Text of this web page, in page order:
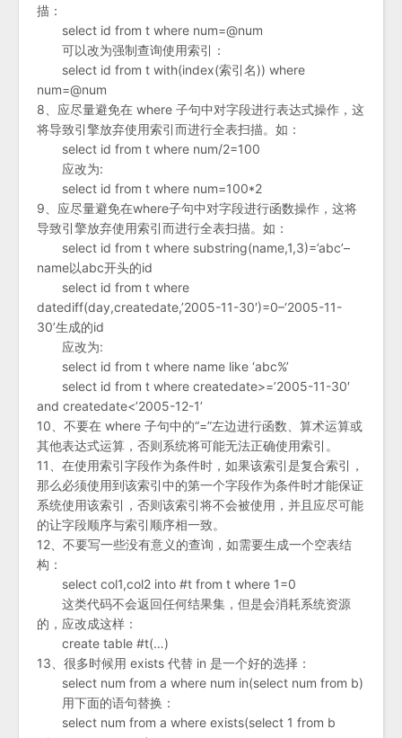
描：
select id from t where num=@num
可以改为强制查询使用索引：
select id from t with(index(索引名)) where
num=@num
8、应尽量避免在 where 子句中对字段进行表达式操作，这
将导致引擎放弃使用索引而进行全表扫描。如：
select id from t where num/2=100
应改为:
select id from t where num=100*2
9、应尽量避免在where子句中对字段进行函数操作，这将
导致引擎放弃使用索引而进行全表扫描。如：
select id from t where substring(name,1,3)=’abc’–
name以abc开头的id
select id from t where
datediff(day,createdate,’2005-11-30′)=0–‘2005-11-
30’生成的id
应改为:
select id from t where name like ‘abc%’
select id from t where createdate>=’2005-11-30′
and createdate<’2005-12-1’
10、不要在 where 子句中的“=”左边进行函数、算术运算或
其他表达式运算，否则系统将可能无法正确使用索引。
11、在使用索引字段作为条件时，如果该索引是复合索引，
那么必须使用到该索引中的第一个字段作为条件时才能保证
系统使用该索引，否则该索引将不会被使用，并且应尽可能
的让字段顺序与索引顺序相一致。
12、不要写一些没有意义的查询，如需要生成一个空表结
构：
select col1,col2 into #t from t where 1=0
这类代码不会返回任何结果集，但是会消耗系统资源
的，应改成这样：
create table #t(…)
13、很多时候用 exists 代替 in 是一个好的选择：
select num from a where num in(select num from b)
用下面的语句替换：
select num from a where exists(select 1 from b